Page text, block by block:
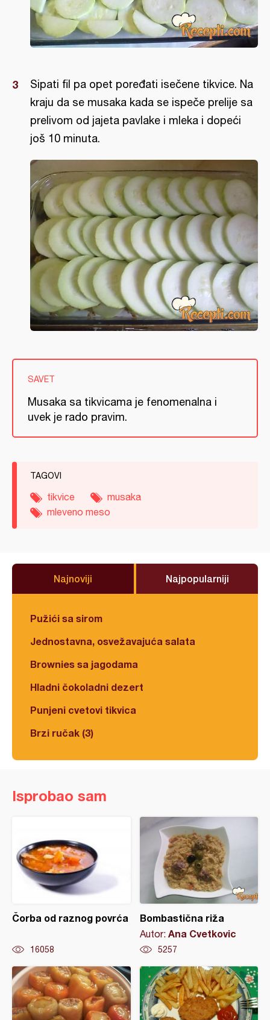
Sipati fil pa opet poređati isečene tikvice. Na
kraju da se musaka kada se ispeče prelije sa
prelivom od jajeta pavlake i mleka i dopeći
još 10 minuta.
SAVET
Musaka sa tikvicama je fenomenalna i
uvek je rado pravim.
TAGOVI
tikvice
musaka
mleveno meso
Najnoviji Najpopularniji
Pužići sa sirom
Jednostavna, osvežavajuća salata
Brownies sa jagodama
Hladni čokoladni dezert
Punjeni cvetovi tikvica
Brzi ručak (3)
Isprobao sam
Čorba od raznog povrća
16058
Bombastična riža
Autor: Ana Cvetkovic
5257